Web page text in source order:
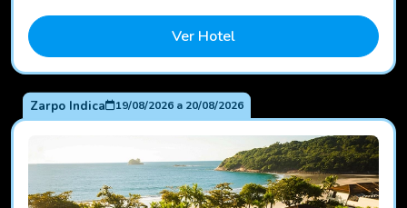
Ver Hotel
Zarpo Indica 19/08/2026a 20/08/2026